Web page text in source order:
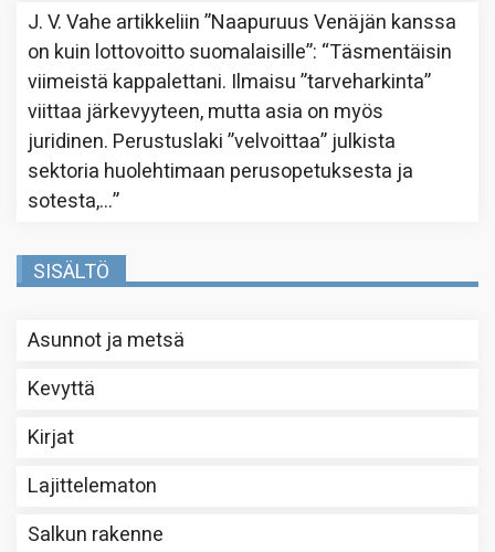
J. V. Vahe artikkeliin”Naapuruus Venäjän kanssa
on kuin lottovoitto suomalaisille”: “Täsmentäisin
viimeistä kappalettani. Ilmaisu ”tarveharkinta”
viittaa järkevyyteen, mutta asia on myös
juridinen. Perustuslaki ”velvoittaa” julkista
sektoria huolehtimaan perusopetuksesta ja
sotesta,…”
SISÄLTÖ
Asunnot ja metsä
Kevyttä
Kirjat
Lajittelematon
Salkun rakenne